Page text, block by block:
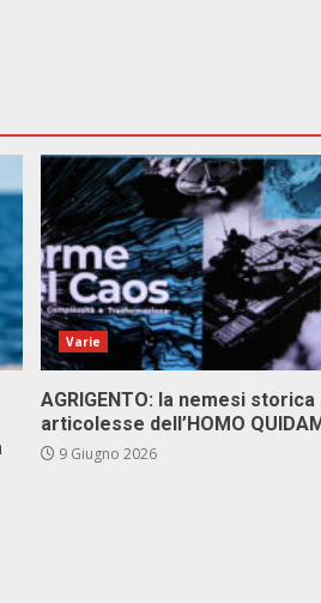
Varie
AGRIGENTO: la nemesi storica
articolesse dell’HOMO
9 Giugno 2026